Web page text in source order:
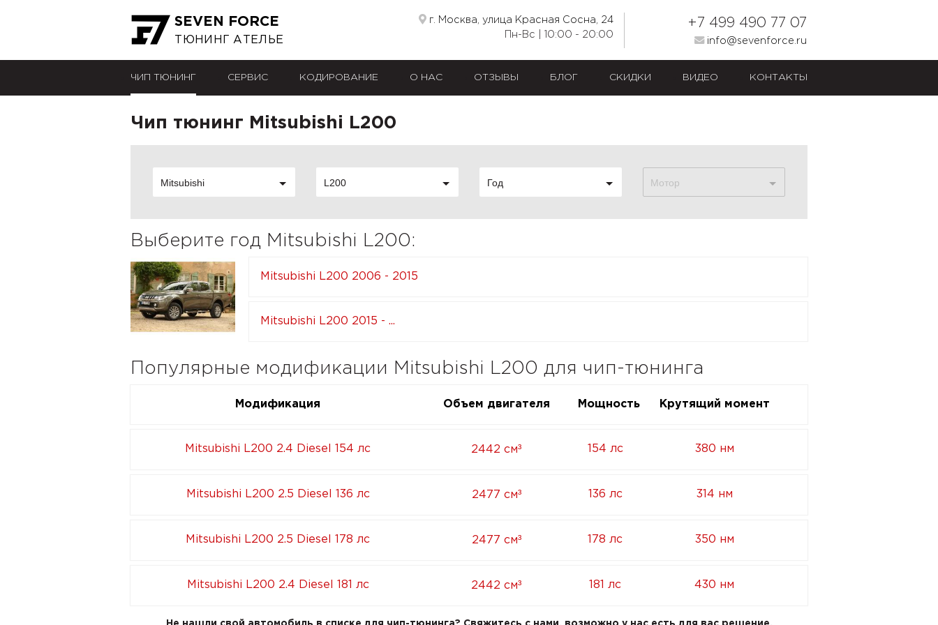
SEVEN FORCE
ТЮНИНГ АТЕЛЬЕ
г. Москва, улица Красная Сосна, 24
Пн-Вс | 10:00 - 20:00
+7 499 490 77 07
info@sevenforce.ru
ЧИП ТЮНИНГ СЕРВИС КОДИРОВАНИЕ О НАС ОТЗЫВЫ БЛОГ СКИДКИ ВИДЕО КОНТАКТЫ
Чип тюнинг Mitsubishi L200
Mitsubishi L200 Год Мотор
Выберите год Mitsubishi L200:
Mitsubishi L200 2006 - 2015
Mitsubishi L200 2015 - ...
Популярные модификации Mitsubishi L200 для чип-тюнинга
Модификация Объем двигателя Мощность Крутящий момент
Mitsubishi L200 2.4 Diesel 154 лс 2442 см³ 154 лс 380 нм
Mitsubishi L200 2.5 Diesel 136 лс 2477 см³ 136 лс 314 нм
Mitsubishi L200 2.5 Diesel 178 лс 2477 см³ 178 лс 350 нм
Mitsubishi L200 2.4 Diesel 181 лс 2442 см³ 181 лс 430 нм